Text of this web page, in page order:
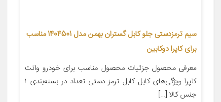
سیم ترمزدستی جلو کابل گستران بهمن مدل 1404501 مناسب
برای کاپرا دوکابین
معرفی محصول جزئیات محصول مناسب برای خودرو وانت
کاپرا ویژگی‌های کابل کابل ترمز دستی تعداد در بسته‌بندی ۱
جنس کالا […]